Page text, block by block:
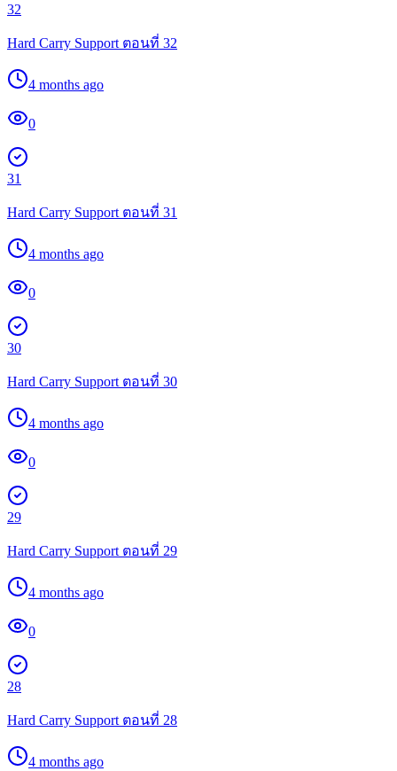
32
Hard Carry Support ตอนที่ 32
4 months ago
0
31
Hard Carry Support ตอนที่ 31
4 months ago
0
30
Hard Carry Support ตอนที่ 30
4 months ago
0
29
Hard Carry Support ตอนที่ 29
4 months ago
0
28
Hard Carry Support ตอนที่ 28
4 months ago